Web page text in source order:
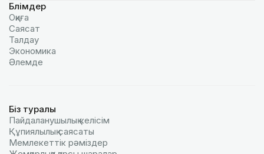
Бөлімдер
Оқиға
Саясат
Талдау
Экономика
Әлемде
Біз туралы
Пайдаланушылық келiciм
Құпиялылық саясаты
Мемлекеттік рәміздер